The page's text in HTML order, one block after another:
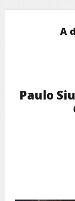
A
Paulo